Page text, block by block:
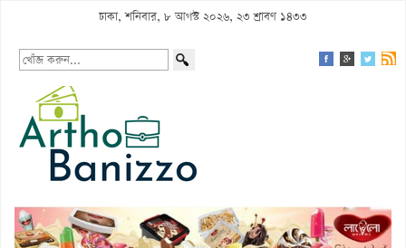
ঢাকা, শনিবার, ৮ আগস্ট ২০২৬, ২৩ শ্রাবণ ১৪৩৩